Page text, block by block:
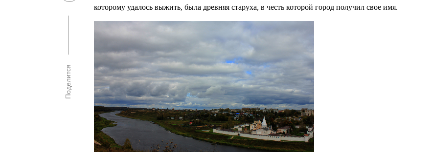
Поделится
которому удалось выжить, была древняя старуха, в честь которой город получил свое имя.